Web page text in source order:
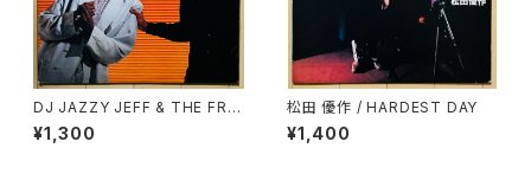
DJ JAZZY JEFF & THE FRE
SH PRINCE / THE GROOVE
(JAZZY'S GROOVE)
¥1,300
松田 優作 / HARDEST DAY
¥1,400